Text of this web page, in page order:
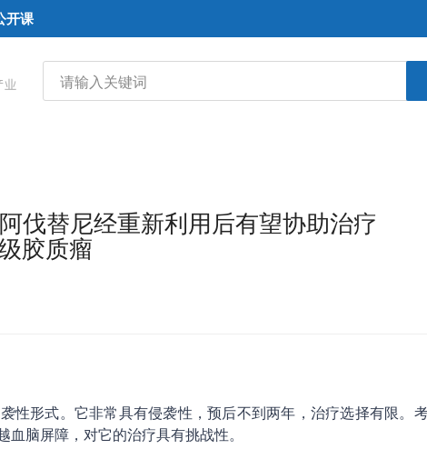
开课
伐替尼经重新利用后有望协助治疗
胶质瘤
性形式。它非常具有侵袭性，预后不到两年，治疗选择有限。
脑屏障，对它的治疗具有挑战性。